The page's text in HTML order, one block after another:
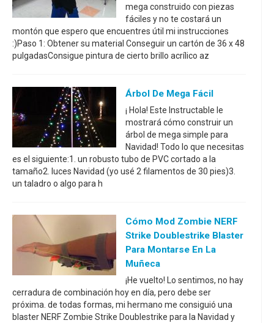
mega construido con piezas
fáciles y no te costará un
montón que espero que encuentres útil mi instrucciones
:)Paso 1: Obtener su material Conseguir un cartón de 36 x 48
pulgadasConsigue pintura de cierto brillo acrílico az
Árbol De Mega Fácil
¡ Hola! Este Instructable le
mostrará cómo construir un
árbol de mega simple para
Navidad! Todo lo que necesitas
es el siguiente:1. un robusto tubo de PVC cortado a la
tamaño2. luces Navidad (yo usé 2 filamentos de 30 pies)3.
un taladro o algo para h
Cómo Mod Zombie NERF
Strike Doublestrike Blaster
Para Montarse En La
Muñeca
¡He vuelto! Lo sentimos, no hay
cerradura de combinación hoy en día, pero debe ser
próxima. de todas formas, mi hermano me consiguió una
blaster NERF Zombie Strike Doublestrike para la Navidad y